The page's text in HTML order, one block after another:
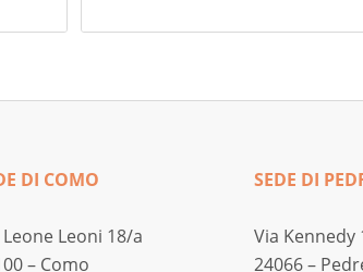
DI COMO
Leoni 18/a
– Como
SEDE DI
Via Kennedy
24066 –